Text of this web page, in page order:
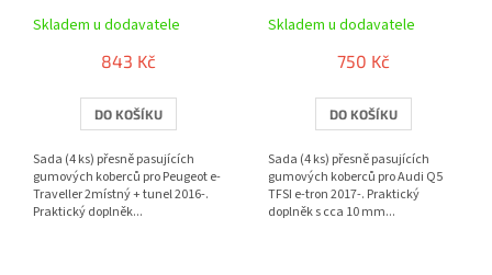
Skladem u dodavatele
843 Kč
DO KOŠÍKU
Sada (4 ks) přesně pasujících
gumových koberců pro Peugeot e-
Traveller 2místný + tunel 2016-.
Praktický doplněk...
Skladem u dodavatele
750 Kč
DO KOŠÍKU
Sada (4 ks) přesně pasujících
gumových koberců pro Audi Q5
TFSI e-tron 2017-. Praktický
doplněk s cca 10 mm...